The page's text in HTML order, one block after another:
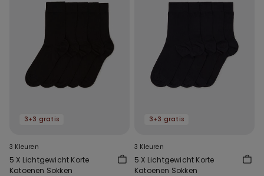
3+3 gratis
3 Kleuren
5 X Lichtgewicht Korte
Katoenen Sokken
3+3 gratis
3 Kleuren
5 X Lichtgewicht Korte
Katoenen Sokken